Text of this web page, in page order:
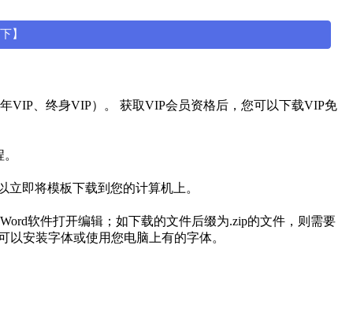
】
VIP、终身VIP）。 获取VIP会员资格后，您可以下载VIP免
即将模板下载到您的计算机上。
软件打开编辑；如下载的文件后缀为.zip的文件，则需要
安装字体或使用您电脑上有的字体。